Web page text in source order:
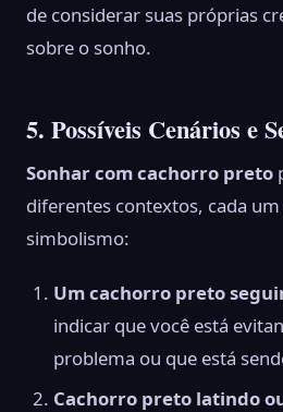
de considerar suas próprias
sobre o sonho.
5. Possíveis Cenários e
Sonhar com cachorro preto
diferentes contextos, cada
simbolismo:
Um cachorro preto
indicar que você está
problema ou que está
Cachorro preto latindo